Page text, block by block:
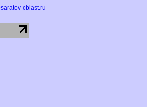
oblast.ru